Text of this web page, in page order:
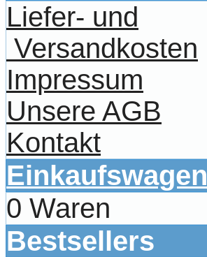
Liefer- und
Versandkosten
Impressum
Unsere AGB
Kontakt
Einkaufswagen
0 Waren
Bestsellers